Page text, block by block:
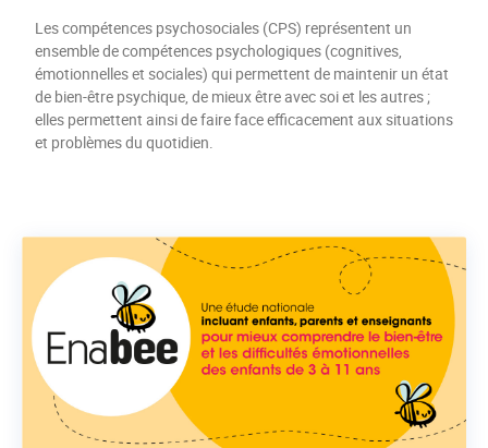
Les compétences psychosociales (CPS) représentent un
ensemble de compétences psychologiques (cognitives,
émotionnelles et sociales) qui permettent de maintenir un état
de bien-être psychique, de mieux être avec soi et les autres ;
elles permettent ainsi de faire face efficacement aux situations
et problèmes du quotidien.